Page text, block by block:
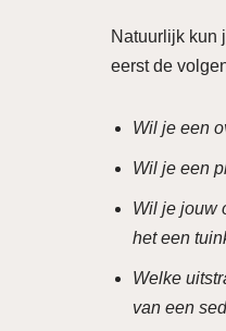
Natuurlijk kun
eerst de
Wil je een
Wil je een
Wil je jouw
het een
Welke
van een